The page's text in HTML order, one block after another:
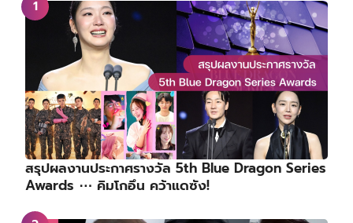
สรุปผลงานประกาศรางวัล 5th Blue Dragon Series
Awards ⋯ คิมโกอึน คว้าแดซัง!